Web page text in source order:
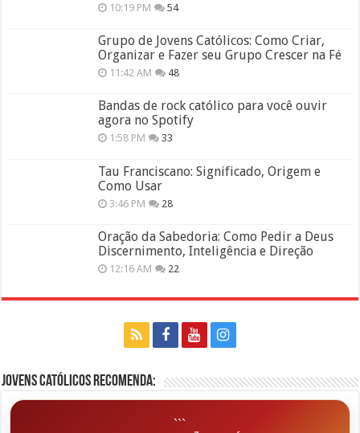
10:19 PM 54
Grupo de Jovens Católicos: Como Criar,
Organizar e Fazer seu Grupo Crescer na Fé
11:42 AM 48
Bandas de rock católico para você ouvir
agora no Spotify
1:58 PM 33
Tau Franciscano: Significado, Origem e
Como Usar
3:46 PM 28
Oração da Sabedoria: Como Pedir a Deus
Discernimento, Inteligência e Direção
12:16 AM 22
Jovens Católicos Recomenda:
```